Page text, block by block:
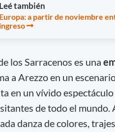
Leé también
Europa: a partir de noviembre
ingreso
los Sarracenos es una
a Arezzo en un
en un vívido
de todo el mundo.
danza de colores,